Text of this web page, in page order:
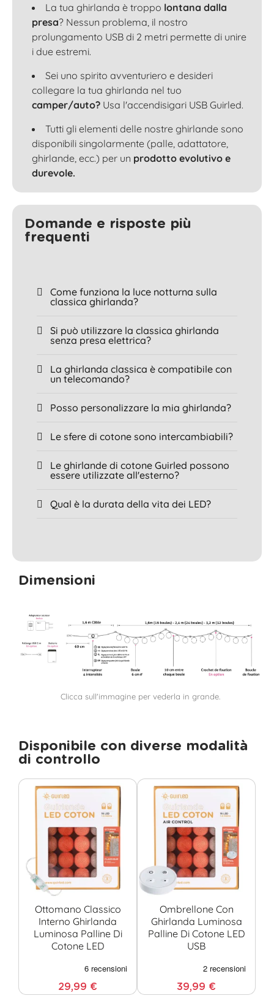
La tua ghirlanda è troppo lontana dalla
presa? Nessun problema, il nostro
prolungamento USB di 2 metri permette di unire
i due estremi.
Sei uno spirito avventuriero e desideri
collegare la tua ghirlanda nel tuo
camper/auto? Usa l'accendisigari USB Guirled.
Tutti gli elementi delle nostre ghirlande sono
disponibili singolarmente (palle, adattatore,
ghirlande, ecc.) per un prodotto evolutivo e
durevole.
Domande e risposte più
frequenti
Come funziona la luce notturna sulla
classica ghirlanda?
Si può utilizzare la classica ghirlanda
senza presa elettrica?
La ghirlanda classica è compatibile con
un telecomando?
Posso personalizzare la mia ghirlanda?
Le sfere di cotone sono intercambiabili?
Le ghirlande di cotone Guirled possono
essere utilizzate all'esterno?
Qual è la durata della vita dei LED?
Dimensioni
Clicca sull'immagine per vederla in grande.
Disponibile con diverse modalità
di controllo
Ottomano Classico
Interno Ghirlanda
Luminosa Palline Di
Cotone LED
29,99 €
Ombrellone Con
Ghirlanda Luminosa
Palline Di Cotone LED
USB
39,99 €